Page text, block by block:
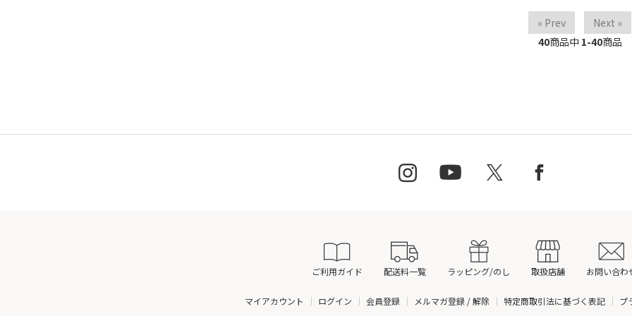
« Prev
Next »
40商品中 1-40商品
ご利用ガイド 配送料一覧 ラッピング/のし 取扱店舗 お問い合わ
マイアカウント ログイン 会員登録 メルマガ登録 / 解除 特定商取引法に基づく表記 プ